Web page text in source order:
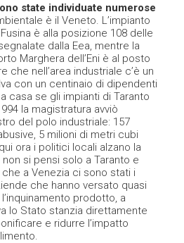
state individuate numerose
è il Veneto. L’impianto
è alla posizione 108 delle
dalla Eea, mentre la
Marghera dell’Eni è al posto
che nell’area industriale c’è un
con un centinaio di dipendenti
casa se gli impianti di Taranto
la magistratura avviò
del polo industriale: 157
5 milioni di metri cubi
ora i politici locali alzano la
si pensi solo a Taranto e
che a Venezia ci sono stati i
che hanno versato quasi
prodotto, a
lo Stato stanzia direttamente
e ridurre l’impatto